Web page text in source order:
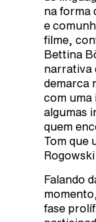
na forma
e
filme,
Bettina
narrativa
demarca
com uma
algumas
quem
Tom que
Rogowski
Falando
fase